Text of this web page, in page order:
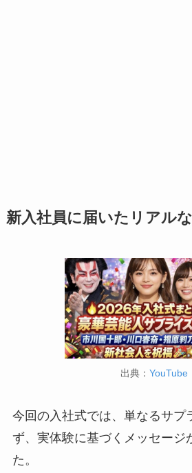
新入社員に届いたリアル
出典： YouTube
今回の入社式では、単なるサプ
ず、実体験に基づくメッセージ
た。